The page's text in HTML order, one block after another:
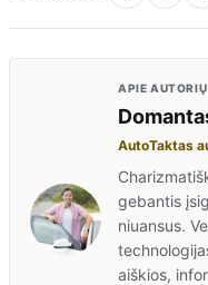
APIE AUTORIŲ
AutoTaktas
gebantis
niuansus.
aiškios,